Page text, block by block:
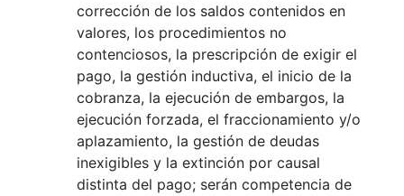
corrección de los saldos contenidos en
valores, los procedimientos no
contenciosos, la prescripción de exigir el
pago, la gestión inductiva, el inicio de la
cobranza, la ejecución de embargos, la
ejecución forzada, el fraccionamiento y/o
aplazamiento, la gestión de deudas
inexigibles y la extinción por causal
distinta del pago; serán competencia de